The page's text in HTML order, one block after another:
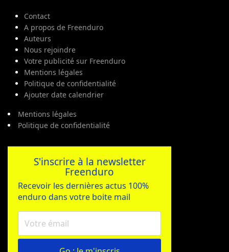
Contact
A propos de Freenduro
Auteurs
Nous rejoindre
Votre publicité sur Freenduro
Mentions légales
Politique de confidentialité
Ajouter date calendrier
Mentions légales
Politique de confidentialité
S'inscrire à la newsletter
Freenduro
Recevoir les dernières actus 100%
enduro dans votre boite mail